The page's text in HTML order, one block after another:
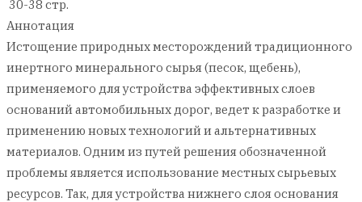
30-38 стр.
Аннотация
Истощение природных месторождений традиционного
инертного минерального сырья (песок, щебень),
применяемого для устройства эффективных слоев
оснований автомобильных дорог, ведет к разработке и
применению новых технологий и альтернативных
материалов. Одним из путей решения обозначенной
проблемы является использование местных сырьевых
ресурсов. Так, для устройства нижнего слоя основания